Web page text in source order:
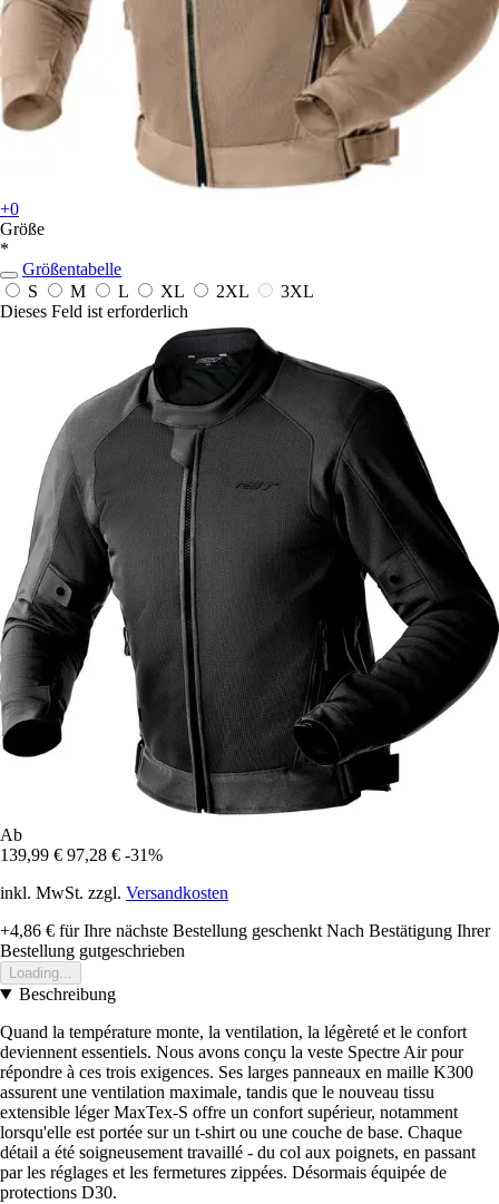
+0
Größe
*
Größentabelle
S
M L XL 2XL
3XL
Dieses Feld ist erforderlich
Ab
139,99 € 97,28 € -31%
inkl. MwSt. zzgl. Versandkosten
+4,86 € für Ihre nächste Bestellung geschenkt Nach Bestätigung Ihrer
Bestellung gutgeschrieben
Loading...
Beschreibung
Quand la température monte, la ventilation, la légèreté et le confort
deviennent essentiels. Nous avons conçu la veste Spectre Air pour
répondre à ces trois exigences. Ses larges panneaux en maille K300
assurent une ventilation maximale, tandis que le nouveau tissu
extensible léger MaxTex-S offre un confort supérieur, notamment
lorsqu'elle est portée sur un t-shirt ou une couche de base. Chaque
détail a été soigneusement travaillé - du col aux poignets, en passant
par les réglages et les fermetures zippées. Désormais équipée de
protections D30.